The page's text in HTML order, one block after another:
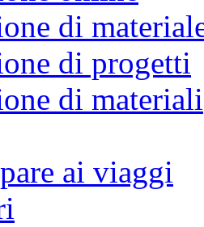
di
di progetti
di materiali
ai viaggi